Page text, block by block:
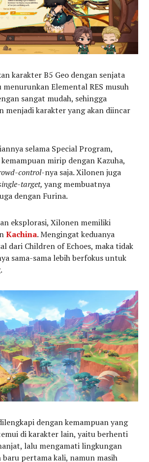
karakter B5 Geo dengan senjata
menurunkan Elemental RES musuh
sangat mudah, sehingga
menjadi karakter yang akan diincar
selama Special Program,
mirip dengan Kazuha,
control-nya saja. Xilonen juga
target,yang membuatnya
dengan Furina.
eksplorasi, Xilonen memiliki
Kachina. Mengingat keduanya
dari Children of Echoes, maka tidak
sama-sama lebih berfokus untuk
dengan kemampuan yang
di karakter lain, yaitu berhenti
lalu mengamati lingkungan
baru pertama kali, namun masih